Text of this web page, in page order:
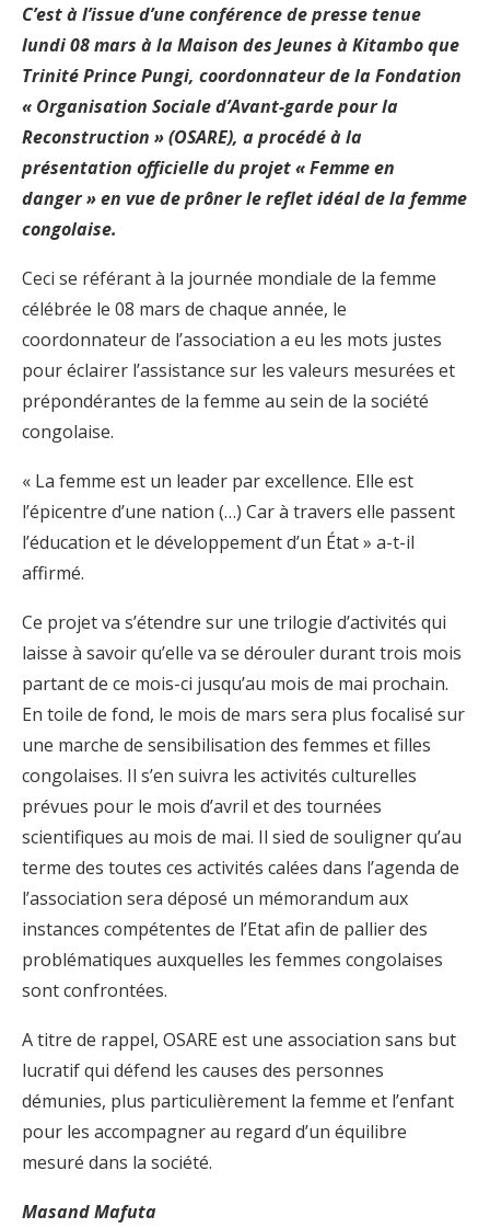
C’est à l’issue d’une conférence de presse tenue
lundi 08 mars à la Maison des Jeunes à Kitambo que
Trinité Prince Pungi, coordonnateur de la Fondation
« Organisation Sociale d’Avant-garde pour la
Reconstruction » (OSARE), a procédé à la
présentation officielle du projet « Femme en
danger » en vue de prôner le reflet idéal de la femme
congolaise.
Ceci se référant à la journée mondiale de la femme
célébrée le 08 mars de chaque année, le
coordonnateur de l’association a eu les mots justes
pour éclairer l’assistance sur les valeurs mesurées et
prépondérantes de la femme au sein de la société
congolaise.
« La femme est un leader par excellence. Elle est
l’épicentre d’une nation (…) Car à travers elle passent
l’éducation et le développement d’un État » a-t-il
affirmé.
Ce projet va s’étendre sur une trilogie d’activités qui
laisse à savoir qu’elle va se dérouler durant trois mois
partant de ce mois-ci jusqu’au mois de mai prochain.
En toile de fond, le mois de mars sera plus focalisé sur
une marche de sensibilisation des femmes et filles
congolaises. Il s’en suivra les activités culturelles
prévues pour le mois d’avril et des tournées
scientifiques au mois de mai. Il sied de souligner qu’au
terme des toutes ces activités calées dans l’agenda de
l’association sera déposé un mémorandum aux
instances compétentes de l’Etat afin de pallier des
problématiques auxquelles les femmes congolaises
sont confrontées.
A titre de rappel, OSARE est une association sans but
lucratif qui défend les causes des personnes
démunies, plus particulièrement la femme et l’enfant
pour les accompagner au regard d’un équilibre
mesuré dans la société.
Masand Mafuta